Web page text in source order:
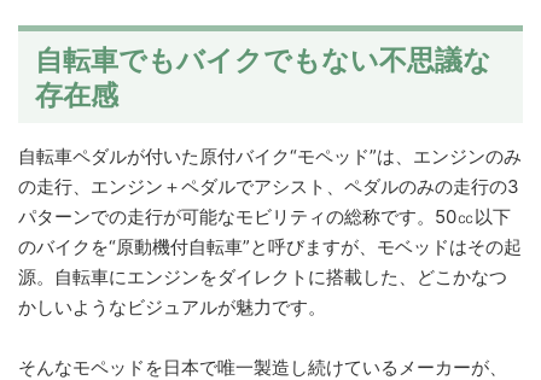
自転車でもバイクでもない不思議な
存在感
自転車ペダルが付いた原付バイク“モペッド”は、エンジンのみ
の走行、エンジン＋ペダルでアシスト、ペダルのみの走行の3
パターンでの走行が可能なモビリティの総称です。50㏄以下
のバイクを“原動機付自転車”と呼びますが、モベッドはその起
源。自転車にエンジンをダイレクトに搭載した、どこかなつ
かしいようなビジュアルが魅力です。
そんなモペッドを日本で唯一製造し続けているメーカーが、